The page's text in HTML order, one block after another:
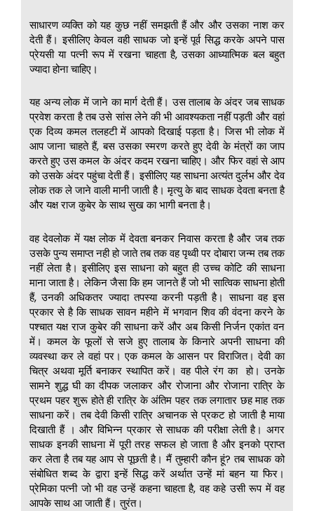
साधारण व्यक्ति को यह कुछ नहीं समझती हैं और और उसका नाश कर
देती हैं। इसीलिए केवल वही साधक जो इन्हें पूर्व सिद्ध करके अपने पास
प्रेयसी या पत्नी रूप में रखना चाहता है, उसका आध्यात्मिक बल बहुत
ज्यादा होना चाहिए।
यह अन्य लोक में जाने का मार्ग देती हैं। उस तालाब के अंदर जब साधक
प्रवेश करता है तब उसे सांस लेने की भी आवश्यकता नहीं पड़ती और वहां
एक दिव्य कमल तलहटी में आपको दिखाई पड़ता है। जिस भी लोक में
आप जाना चाहते हैं, बस उसका स्मरण करते हुए देवी के मंत्रों का जाप
करते हुए उस कमल के अंदर कदम रखना चाहिए। और फिर वहां से आप
को उसके अंदर पहुंचा देती हैं। इसीलिए यह साधना अत्यंत दुर्लभ और देव
लोक तक ले जाने वाली मानी जाती है। मृत्यु के बाद साधक देवता बनता है
और यक्ष राज कुबेर के साथ सुख का भागी बनता है।
वह देवलोक में यक्ष लोक में देवता बनकर निवास करता है और जब तक
उसके पुन्य समाप्त नही हो जाते तब तक वह पृथ्वी पर दोबारा जन्म तब तक
नहीं लेता है। इसीलिए इस साधना को बहुत ही उच्च कोटि की साधना
माना जाता है। लेकिन जैसा कि हम जानते हैं जो भी सात्विक साधना होती
हैं, उनकी अधिकतर ज्यादा तपस्या करनी पड़ती है। साधना वह इस
प्रकार से है कि साधक सावन महीने में भगवान शिव की वंदना करने के
पश्चात यक्ष राज कुबेर की साधना करें और अब किसी निर्जन एकांत वन
में। कमल के फूलों से सजे हुए तालाब के किनारे अपनी साधना की
व्यवस्था कर ले वहां पर। एक कमल के आसन पर विराजित। देवी का
चित्र अथवा मूर्ति बनाकर स्थापित करें। वह पीले रंग का हो। उनके
सामने शुद्ध घी का दीपक जलाकर और रोजाना और रोजाना रात्रि के
प्रथम पहर शुरू होते ही रात्रि के अंतिम पहर तक लगातार छह माह तक
साधना करें। तब देवी किसी रात्रि अचानक से प्रकट हो जाती है माया
दिखाती हैं । और विभिन्न प्रकार से साधक की परीक्षा लेती है। अगर
साधक इनकी साधना में पूरी तरह सफल हो जाता है और इनको प्राप्त
कर लेता है तब यह आप से पूछती है। मैं तुम्हारी कौन हूं? तब साधक को
संबोधित शब्द के द्वारा इन्हें सिद्ध करें अर्थात उन्हें मां बहन या फिर।
प्रेमिका पत्नी जो भी वह उन्हें कहना चाहता है, वह कहे उसी रूप में वह
आपके साथ आ जाती हैं। तुरंत।